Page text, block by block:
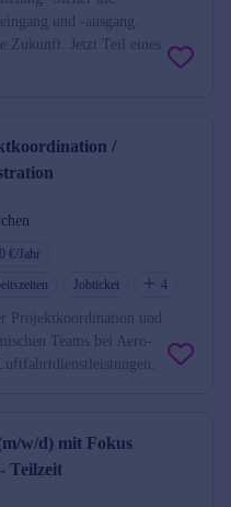
und -ausgang.
Zukunft. Jetzt Teil eines
/
€/Jahr
Jobticket 4
Projektkoordination und
Teams bei Aero-
w/d) mit Fokus
Teilzeit